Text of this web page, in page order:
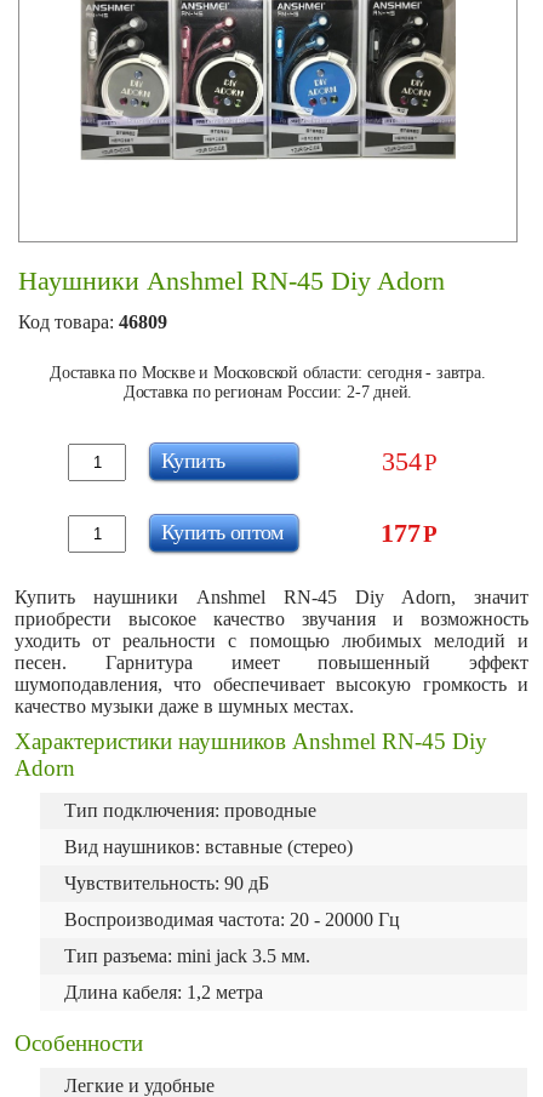
Наушники Anshmel RN-45 Diy Adorn
Код товара: 46809
Доставка по Москве и Московской области: сегодня - завтра.
Доставка по регионам России: 2-7 дней.
354Р
Купить
177Р
Купить оптом
Купить наушники Anshmel RN-45 Diy Adorn, значит
приобрести высокое качество звучания и возможность
уходить от реальности с помощью любимых мелодий и
песен. Гарнитура имеет повышенный эффект
шумоподавления, что обеспечивает высокую громкость и
качество музыки даже в шумных местах.
Характеристики наушников Anshmel RN-45 Diy
Adorn
Тип подключения: проводные
Вид наушников: вставные (стерео)
Чувствительность: 90 дБ
Воспроизводимая частота: 20 - 20000 Гц
Тип разъема: mini jack 3.5 мм.
Длина кабеля: 1,2 метра
Особенности
Легкие и удобные